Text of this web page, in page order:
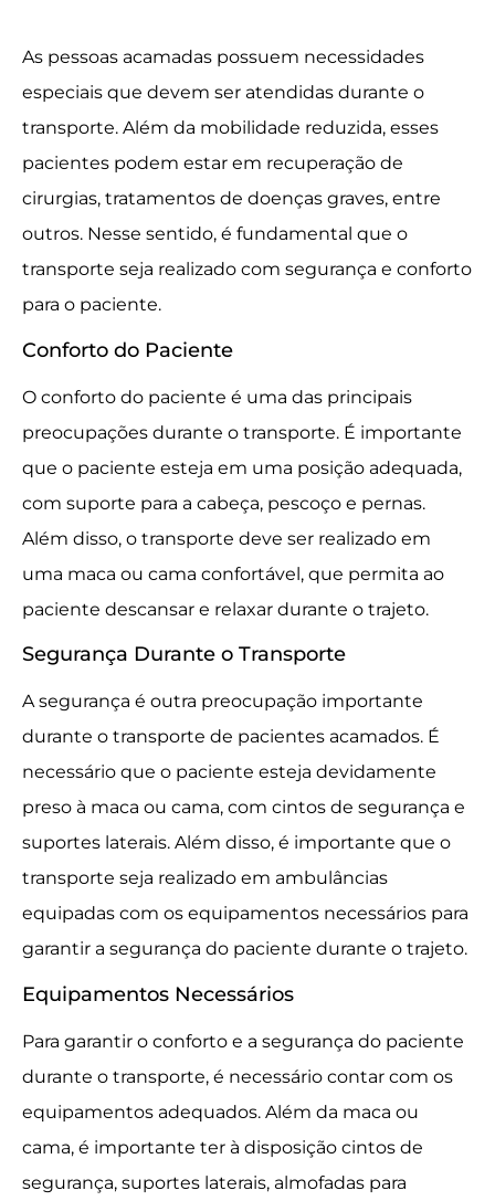
As pessoas acamadas possuem necessidades
especiais que devem ser atendidas durante o
transporte. Além da mobilidade reduzida, esses
pacientes podem estar em recuperação de
cirurgias, tratamentos de doenças graves, entre
outros. Nesse sentido, é fundamental que o
transporte seja realizado com segurança e conforto
para o paciente.
Conforto do Paciente
O conforto do paciente é uma das principais
preocupações durante o transporte. É importante
que o paciente esteja em uma posição adequada,
com suporte para a cabeça, pescoço e pernas.
Além disso, o transporte deve ser realizado em
uma maca ou cama confortável, que permita ao
paciente descansar e relaxar durante o trajeto.
Segurança Durante o Transporte
A segurança é outra preocupação importante
durante o transporte de pacientes acamados. É
necessário que o paciente esteja devidamente
preso à maca ou cama, com cintos de segurança e
suportes laterais. Além disso, é importante que o
transporte seja realizado em ambulâncias
equipadas com os equipamentos necessários para
garantir a segurança do paciente durante o trajeto.
Equipamentos Necessários
Para garantir o conforto e a segurança do paciente
durante o transporte, é necessário contar com os
equipamentos adequados. Além da maca ou
cama, é importante ter à disposição cintos de
segurança, suportes laterais, almofadas para